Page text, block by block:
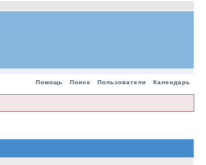
Помощь Поиск Пользователи Календарь